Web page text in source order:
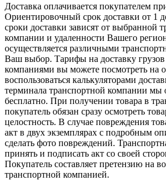
Доставка оплачивается покупателем
Ориентировочный срок доставки от 1
сроки доставки зависят от выбранной
компании и удаленности Вашего
осуществляется различными
Ваш выбор. Тарифы на доставку
компаниями вы можете посмотреть на
воспользоваться калькуляторами
терминала транспортной компании мы
бесплатно. При получении товара в
покупатель обязан сразу осмотреть
целостность. В случае повреждения
акт в двух экземплярах с подробным
сделать фото повреждений.
принять и подписать акт со своей
Покупатель составляет претензию на
транспортной компанией.